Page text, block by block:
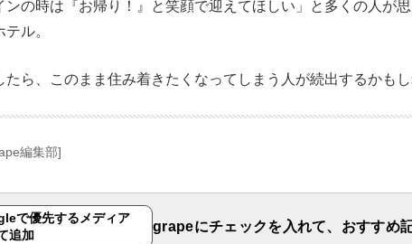
ンの時は『お帰り！』と笑顔で迎えてほしい」と多くの人が
ル。
たら、このまま住み着きたくなってしまう人が続出するかも
編集部]
で優先するメディア
追加
grapeにチェックを入れて、おすすめ